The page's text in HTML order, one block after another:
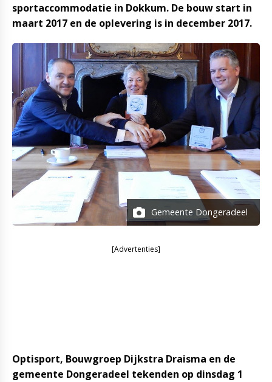
sportaccommodatie in Dokkum. De bouw start in
maart 2017 en de oplevering is in december 2017.
Gemeente Dongeradeel
[Advertenties]
Optisport, Bouwgroep Dijkstra Draisma en de
gemeente Dongeradeel tekenden op dinsdag 1